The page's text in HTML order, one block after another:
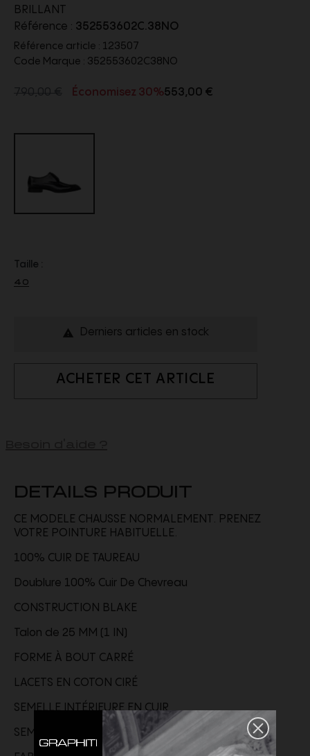
BRILLANT
Référence : 352553602C.38NO
Référence article : 123507
Code Marque : 352553602C38NO
Économisez 30%553,00 €
Taille :
40
 Derniers articles en stock
ACHETER CET ARTICLE
DETAILS PRODUIT
CE MODELE CHAUSSE NORMALEMENT. PRENEZ
VOTRE POINTURE HABITUELLE.
100% CUIR DE TAUREAU
Doublure 100% Cuir De Chevreau
CONSTRUCTION BLAKE
Talon de 25 MM (1 IN)
FORME À BOUT CARRÉ
LACETS EN COTON CIRÉ
SEMELLE INTÉRIEURE EN CUIR
SEMELLE EXTÉRIEURE EN CUIR PEINTE À LA MAIN